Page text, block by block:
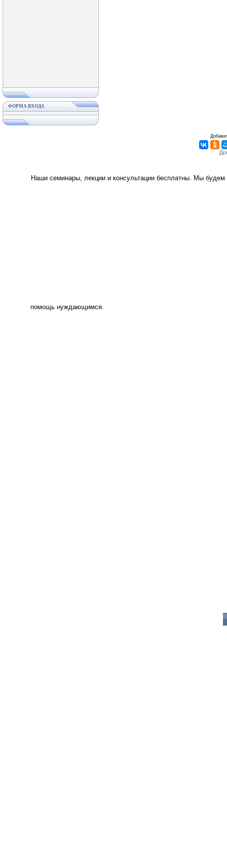
ФОРМА ВХОДА
Наши семинары, лекции и консультации бесплатны. Мы
помощь нуждающимся.